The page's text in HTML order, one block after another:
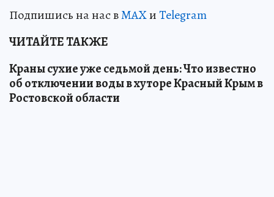
Подпишись на нас вMAXиTelegram
ЧИТАЙТЕ ТАКЖЕ
Краны сухие уже седьмой день: Что известно
об отключении воды в хуторе Красный Крым в
Ростовской области